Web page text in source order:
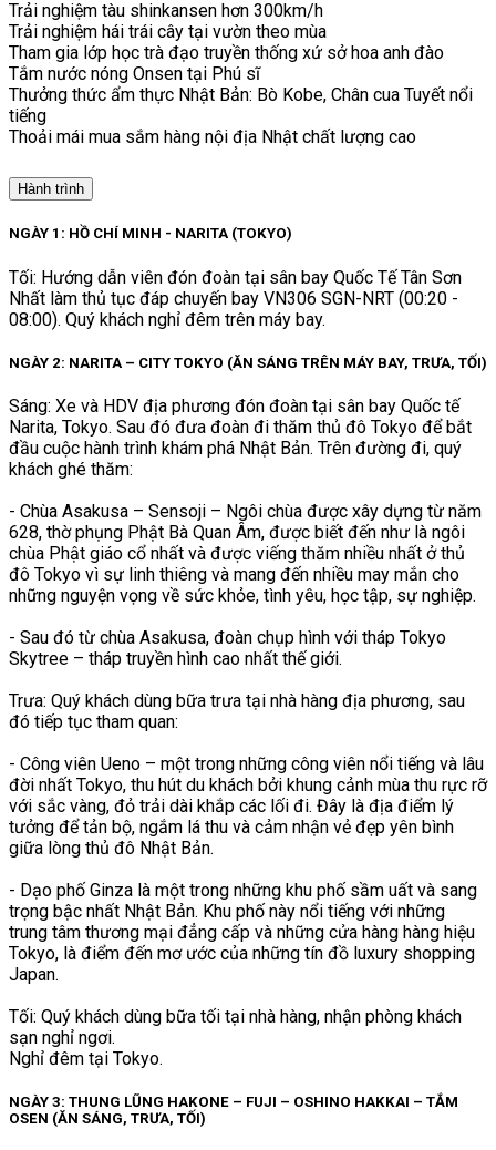
Trải nghiệm tàu shinkansen hơn 300km/h
Trải nghiệm hái trái cây tại vườn theo mùa
Tham gia lớp học trà đạo truyền thống xứ sở hoa anh đào
Tắm nước nóng Onsen tại Phú sĩ
Thưởng thức ẩm thực Nhật Bản: Bò Kobe, Chân cua Tuyết nổi
tiếng
Thoải mái mua sắm hàng nội địa Nhật chất lượng cao
Hành trình
NGÀY 1: HỒ CHÍ MINH - NARITA (TOKYO)
Tối: Hướng dẫn viên đón đoàn tại sân bay Quốc Tế Tân Sơn
Nhất làm thủ tục đáp chuyến bay VN306 SGN-NRT (00:20 -
08:00). Quý khách nghỉ đêm trên máy bay.
NGÀY 2: NARITA – CITY TOKYO (ĂN SÁNG TRÊN MÁY BAY, TRƯA, TỐI)
Sáng: Xe và HDV địa phương đón đoàn tại sân bay Quốc tế
Narita, Tokyo. Sau đó đưa đoàn đi thăm thủ đô Tokyo để bắt
đầu cuộc hành trình khám phá Nhật Bản. Trên đường đi, quý
khách ghé thăm:
- Chùa Asakusa – Sensoji – Ngôi chùa được xây dựng từ năm
628, thờ phụng Phật Bà Quan Âm, được biết đến như là ngôi
chùa Phật giáo cổ nhất và được viếng thăm nhiều nhất ở thủ
đô Tokyo vì sự linh thiêng và mang đến nhiều may mắn cho
những nguyện vọng về sức khỏe, tình yêu, học tập, sự nghiệp.
- Sau đó từ chùa Asakusa, đoàn chụp hình với tháp Tokyo
Skytree – tháp truyền hình cao nhất thế giới.
Trưa: Quý khách dùng bữa trưa tại nhà hàng địa phương, sau
đó tiếp tục tham quan:
- Công viên Ueno – một trong những công viên nổi tiếng và lâu
đời nhất Tokyo, thu hút du khách bởi khung cảnh mùa thu rực rỡ
với sắc vàng, đỏ trải dài khắp các lối đi. Đây là địa điểm lý
tưởng để tản bộ, ngắm lá thu và cảm nhận vẻ đẹp yên bình
giữa lòng thủ đô Nhật Bản.
- Dạo phố Ginza là một trong những khu phố sầm uất và sang
trọng bậc nhất Nhật Bản. Khu phố này nổi tiếng với những
trung tâm thương mại đẳng cấp và những cửa hàng hàng hiệu
Tokyo, là điểm đến mơ ước của những tín đồ luxury shopping
Japan.
Tối: Quý khách dùng bữa tối tại nhà hàng, nhận phòng khách
sạn nghỉ ngơi.
Nghỉ đêm tại Tokyo.
NGÀY 3: THUNG LŨNG HAKONE – FUJI – OSHINO HAKKAI – TẮM
OSEN (ĂN SÁNG, TRƯA, TỐI)